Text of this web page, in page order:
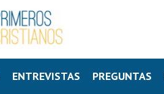
ENTREVISTAS PREGUNTAS